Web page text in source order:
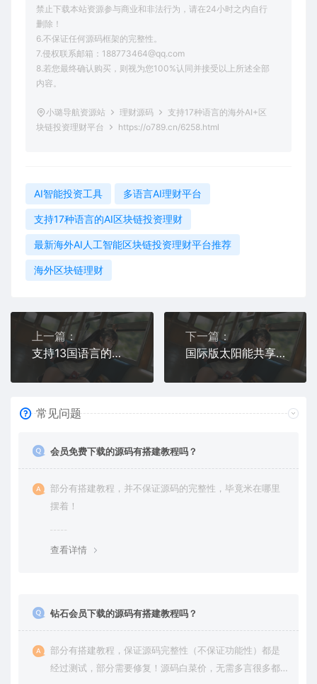
禁止下载本站资源参与商业和非法行为，请在24小时之内自行
删除！
6.不保证任何源码框架的完整性。
7.侵权联系邮箱：188773464@qq.com
8.若您最终确认购买，则视为您100%认同并接受以上所述全部
内容。
小璐导航资源站 理财源码
支持17种语言的海外AI+区
块链投资理财平台
https://o789.cn/6258.html
AI智能投资工具 多语言AI理财平台
支持17种语言的AI区块链投资理财
最新海外AI人工智能区块链投资理财平台推荐
海外区块链理财
上一篇：
支持13国语言的海外风力发电投资理财系统源码 | 全球风电项目开发首选
下一篇：
国际版太阳能共享经济项目 | 支持24种语言投资理财
常见问题
会员免费下载的源码有搭建教程吗？
部分有搭建教程，并不保证源码的完整性，毕竟米在哪里
摆着！
查看详情
钻石会员下载的源码有搭建教程吗？
部分有搭建教程，保证源码完整性（不保证功能性）都是
经过测试，部分需要修复！源码白菜价，无需多言很多都